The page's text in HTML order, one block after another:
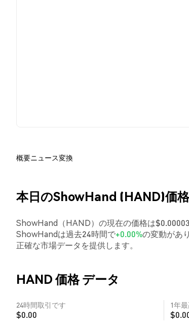
概要ニュース変換
本日のShowHand (HAND)価格
ShowHand（HAND）の現在の価格は
ShowHandは過去24時間で+0.00%の変動があ
正確な市場データを提供します。
HAND 価格 データ
24時間取引です
$0.00
1年